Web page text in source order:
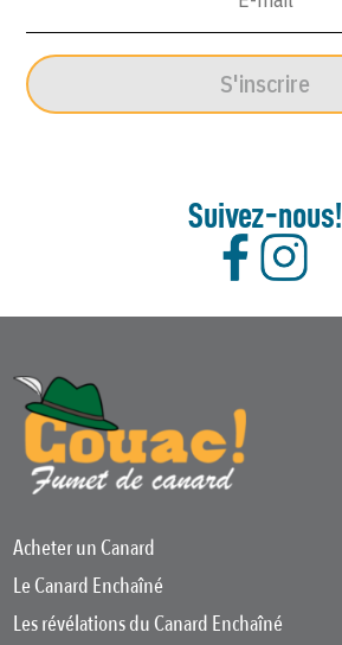
S'inscrire
Suivez-nous!
Acheter un Canard
Le Canard Enchaîné
Les révélations du Canard Enchaîné